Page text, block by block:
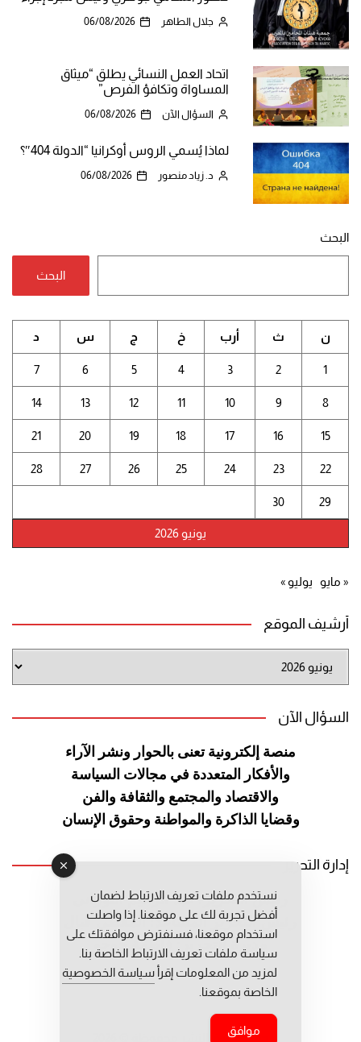
جلال الطاهر 06/08/2026
اتحاد العمل النسائي يطلق “ميثاق
المساواة وتكافؤ الفرص”
السؤال الآن 06/08/2026
لماذا يُسمي الروس أوكرانيا “الدولة 404″؟
د. زياد منصور 06/08/2026
البحث
البحث
يونيو 2026
ن ث أرب خ ج س د
1
2
3
4
5
6
7
8
9
10
11
12
13
14
15
16
17
18
19
20
21
22
23
24
25
26
27
28
29
30
« مايو يوليو »
أرشيف الموقع
الموقع
السؤال الآن
منصة إلكترونية تعنى بالحوار ونشر
الآراء
والأفكار المتعددة في مجالات السياسة
والاقتصاد والمجتمع والثقافة والفن
وقضايا الذاكرة والمواطنة وحقوق الإنسان
إدارة التحرير
رئيس التحرير: عبد الرحيم التوراني
رئيس التحرير المساعد: المعطي قبال
مديرة التحرير: فاطمة حوحو
جميع حقوق النشر محفوظة © 2026
نستخدم ملفات تعريف الارتباط لضمان
أفضل تجربة لك على موقعنا. إذا واصلت
استخدام موقعنا، فسنفترض موافقتك على
سياسة ملفات تعريف الارتباط الخاصة بنا.
لمزيد من المعلومات إقرأ سياسة الخصوصية
الخاصة بموقعنا.
موافق